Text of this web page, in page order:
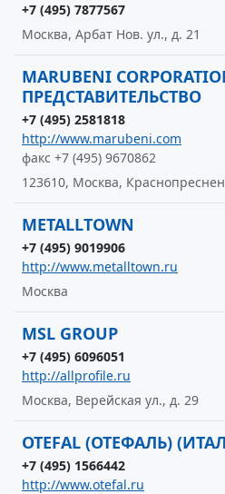
+7 (495) 7877567
Москва, Арбат Нов. ул., д. 21
MARUBENI
ПРЕДСТАВИТЕЛЬСТВО
+7 (495) 2581818
http://www.marubeni.com
факс +7 (495) 9670862
123610, Москва,
METALLTOWN
+7 (495) 9019906
http://www.metalltown.ru
Москва
MSL GROUP
+7 (495) 6096051
http://allprofile.ru
Москва, Верейская ул., д. 29
OTEFAL (ОТЕФАЛЬ)
+7 (495) 1566442
http://www.otefal.ru